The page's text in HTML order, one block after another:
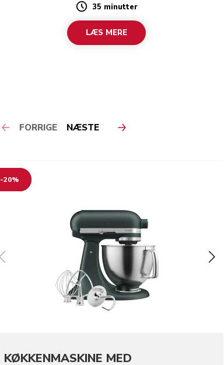
Duration
35 minutter
LÆS MERE
FORRIGE NÆSTE
-20%
KØKKENMASKINE MED